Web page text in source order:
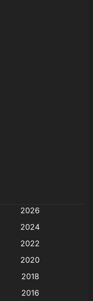
2026
2024
2022
2020
2018
2016